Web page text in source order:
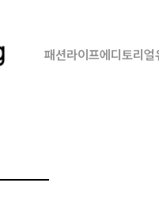
패션라이프에디토리얼